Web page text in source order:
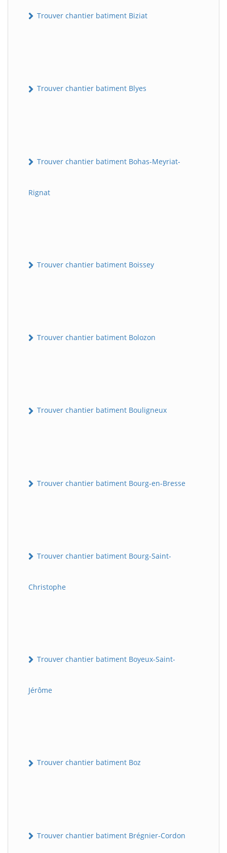
Trouver chantier batiment Biziat
Trouver chantier batiment Blyes
Trouver chantier batiment Bohas-Meyriat-
Rignat
Trouver chantier batiment Boissey
Trouver chantier batiment Bolozon
Trouver chantier batiment Bouligneux
Trouver chantier batiment Bourg-en-Bresse
Trouver chantier batiment Bourg-Saint-
Christophe
Trouver chantier batiment Boyeux-Saint-
Jérôme
Trouver chantier batiment Boz
Trouver chantier batiment Brégnier-Cordon